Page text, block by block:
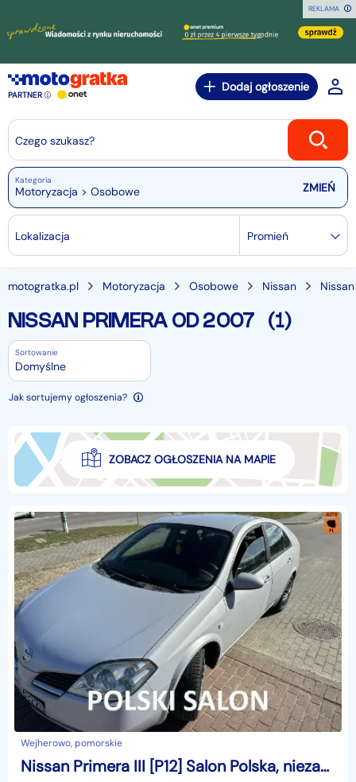
REKLAMA
PARTNER
Dodaj ogłoszenie
Czego szukasz?
Kategoria
Motoryzacja > Osobowe
Lokalizacja Promień
motogratka.pl Motoryzacja Osobowe Nissan
NISSAN PRIMERA OD 2007 (1)
Sortowanie
Domyślne
Jak sortujemy ogłoszenia?
ZOBACZ OGŁOSZENIA NA MAPIE
Wejherowo, pomorskie
Nissan Primera III [P12] Salon Polska, niezawodna benzyna, przegląd do 2027, klimatronik, hak